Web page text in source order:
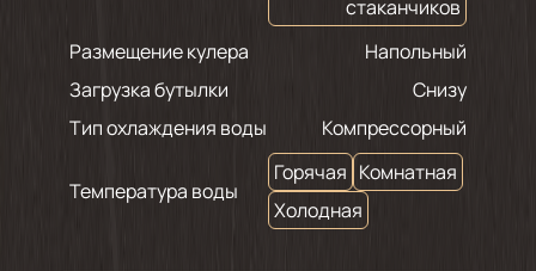
стаканчиков
Размещение кулера
Напольный
Загрузка бутылки
Снизу
Тип охлаждения воды
Компрессорный
Температура воды
Горячая Комнатная
Холодная